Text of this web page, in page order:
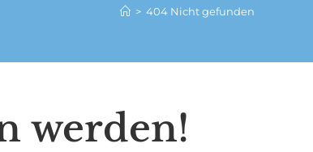
> 404 Nicht gefunden
werden!